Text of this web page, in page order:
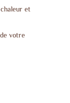
et
votre